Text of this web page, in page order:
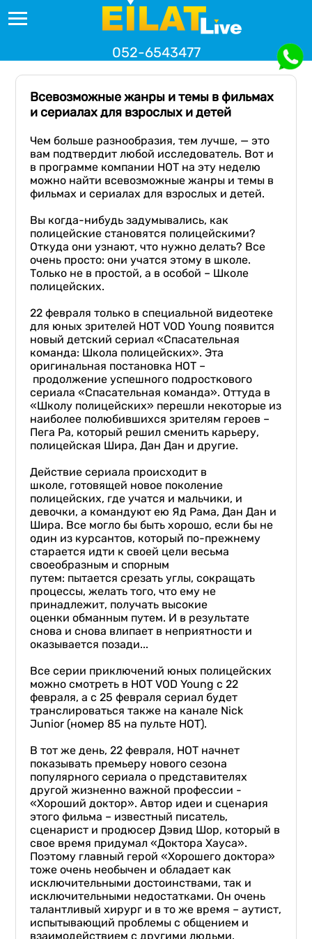
052-6543477
Всевозможные жанры и темы в фильмах
и сериалах для взрослых и детей
Чем больше разнообразия, тем лучше, — это
вам подтвердит любой исследователь. Вот и
в программе компании НОТ на эту неделю
можно найти всевозможные жанры и темы в
фильмах и сериалах для взрослых и детей.
Вы когда-нибудь задумывались, как
полицейские становятся полицейскими?
Откуда они узнают, что нужно делать? Все
очень просто: они учатся этому в школе.
Только не в простой, а в особой – Школе
полицейских.
22 февраля только в специальной видеотеке
для юных зрителей HOT VOD Young появится
новый детский сериал «Спасательная
команда: Школа полицейских». Эта
оригинальная постановка НОТ –
продолжение успешного подросткового
сериала «Спасательная команда». Оттуда в
«Школу полицейских» перешли некоторые из
наиболее полюбившихся зрителям героев –
Пега Ра, который решил сменить карьеру,
полицейская Шира, Дан Дан и другие.
Действие сериала происходит в
школе, готовящей новое поколение
полицейских, где учатся и мальчики, и
девочки, а командуют ею Яд Рама, Дан Дан и
Шира. Все могло бы быть хорошо, если бы не
один из курсантов, который по-прежнему
старается идти к своей цели весьма
своеобразным и спорным
путем: пытается срезать углы, сокращать
процессы, желать того, что ему не
принадлежит, получать высокие
оценки обманным путем. И в результате
снова и снова влипает в неприятности и
оказывается позади...
Все серии приключений юных полицейских
можно смотреть в HOT VOD Young с 22
февраля, а с 25 февраля сериал будет
транслироваться также на канале Nick
Junior (номер 85 на пульте НОТ).
В тот же день, 22 февраля, НОТ начнет
показывать премьеру нового сезона
популярного сериала о представителях
другой жизненно важной профессии -
«Хороший доктор». Автор идеи и сценария
этого фильма – известный писатель,
сценарист и продюсер Дэвид Шор, который в
свое время придумал «Доктора Хауса».
Поэтому главный герой «Хорошего доктора»
тоже очень необычен и обладает как
исключительными достоинствами, так и
исключительными недостатками. Он очень
талантливый хирург и в то же время – аутист,
испытывающий проблемы с общением и
взаимодействием с другими людьми.